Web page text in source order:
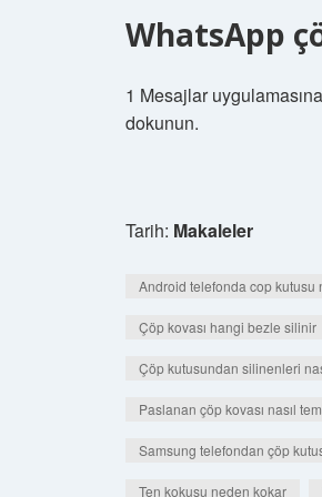
WhatsApp
1 Mesajlar
dokunun.
Tarih: Makaleler
Android telefonda cop kutusu
Çöp kovası hangi bezle silinir
Çöp kutusundan silinenleri
Paslanan çöp kovası nasıl
Samsung telefondan çöp
Ten kokusu neden kokar